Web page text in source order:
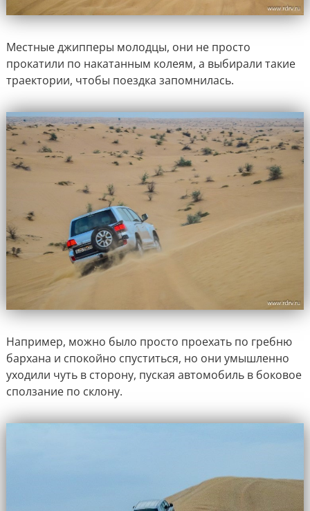
Местные джипперы молодцы, они не просто
прокатили по накатанным колеям, а выбирали такие
траектории, чтобы поездка запомнилась.
Например, можно было просто проехать по гребню
бархана и спокойно спуститься, но они умышленно
уходили чуть в сторону, пуская автомобиль в боковое
сползание по склону.